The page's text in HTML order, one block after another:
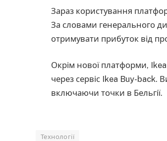
Зараз користування
За словами генерального
отримувати прибуток від
Окрім нової платформи,
через сервіс Ikea Buy-back.
включаючи точки в Бельгії.
Технології